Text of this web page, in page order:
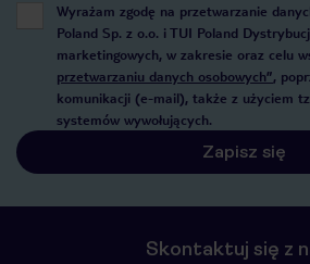
Wyrażam zgodę na przetwarzanie
Poland Sp. z o.o. i TUI Poland
marketingowych, w zakresie oraz celu
przetwarzaniu danych osobowych”,
komunikacji (e-mail), także z użyciem
systemów wywołujących.
Zapisz się
Skontaktuj się z